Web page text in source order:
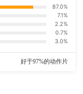
87.0%
7.1%
2.2%
0.7%
3.0%
好于97%的动作片